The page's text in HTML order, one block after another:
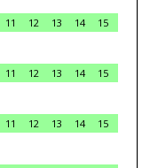
11 12 13 14
15
11 12 13 14
15
11 12 13 14
15